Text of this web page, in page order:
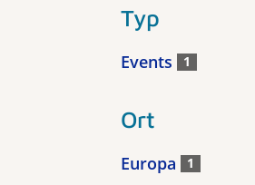
Typ
Events 1
Ort
Europa 1